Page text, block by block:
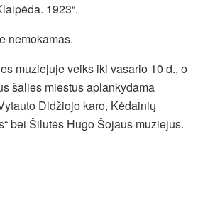
1923“.
nemokamas.
muziejuje veiks iki vasario 10 d., o
šalies miestus aplankydama
Didžiojo karo, Kėdainių
bei Šilutės Hugo Šojaus muziejus.